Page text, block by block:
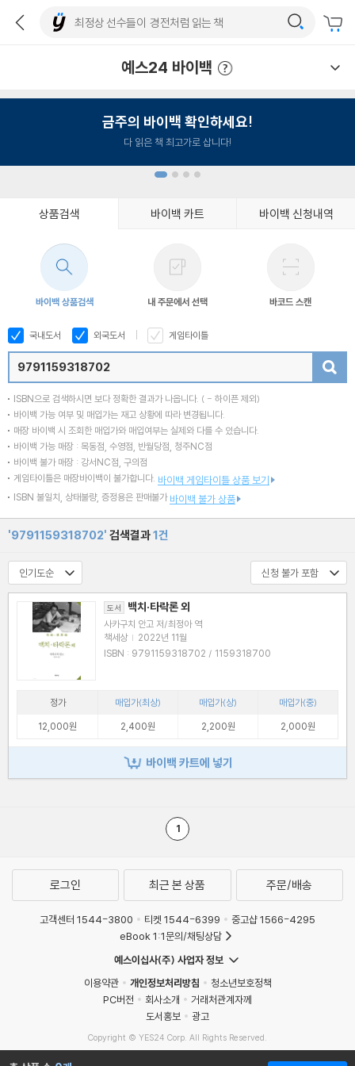
예스24 바이백
금주의 바이백 확인하세요!
다 읽은 책 최고가로 삽니다!
상품검색 바이백 카트 바이백 신청내역
바이백 상품검색 내 주문에서 선택 바코드 스캔
국내도서 외국도서 게임타이틀
ISBN으로 검색하시면 보다 정확한 결과가 나옵니다. ( - 하이픈 제외)
바이백 가능 여부 및 매입가는 재고 상황에 따라 변경됩니다.
매장 바이백 시 조회한 매입가와 매입여부는 실제와 다를 수 있습니다.
바이백 가능 매장 : 목동점, 수영점, 반월당점, 청주NC점
바이백 불가 매장 : 강서NC점, 구의점
게임타이틀은 매장바이백이 불가합니다. 바이백 게임타이틀 상품 보기
ISBN 불일치, 상태불량, 증정용은 판매불가 바이백 불가 상품
'9791159318702' 검색결과1건
도서 백치·타락론 외
사카구치 안고 저/최정아 역
책세상 | 2022년 11월
ISBN : 9791159318702 / 1159318700
정가 매입가(최상) 매입가(상)
매입가(중)
12,000원
2,400원 2,200원 2,000원
바이백 카트에 넣기
1
로그인 최근 본 상품 주문/배송
고객센터 1544-3800 티켓 1544-6399
중고샵 1566-4295
eBook 1:1문의/채팅상담
예스이십사(주) 사업자 정보
이용약관
개인정보처리방침
청소년보호정책
PC버전
회사소개
거래처관계자께
도서홍보
광고
Copyright © YES24 Corp. All Rights Reserved.
MATOM14